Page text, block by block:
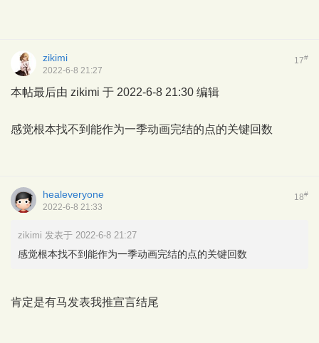
17#
zikimi
2022-6-8 21:27
本帖最后由 zikimi 于 2022-6-8 21:30 编辑
感觉根本找不到能作为一季动画完结的点的关键回数
18#
healeveryone
2022-6-8 21:33
zikimi 发表于 2022-6-8 21:27
感觉根本找不到能作为一季动画完结的点的关键回数
肯定是有马发表我推宣言结尾